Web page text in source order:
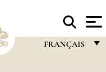
FRANÇAIS